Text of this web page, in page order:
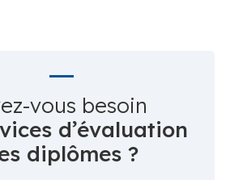
vous besoin
d’évaluation
diplômes ?